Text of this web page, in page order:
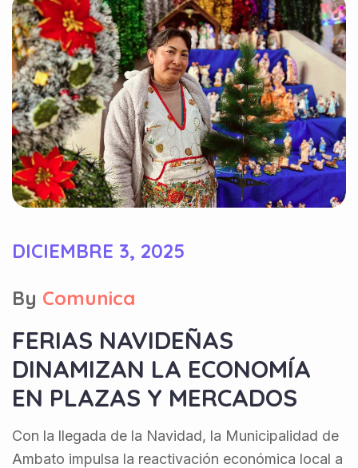
DICIEMBRE 3, 2025
By Comunica
FERIAS NAVIDEÑAS
DINAMIZAN LA ECONOMÍA
EN PLAZAS Y MERCADOS
Con la llegada de la Navidad, la Municipalidad de
Ambato impulsa la reactivación económica local a